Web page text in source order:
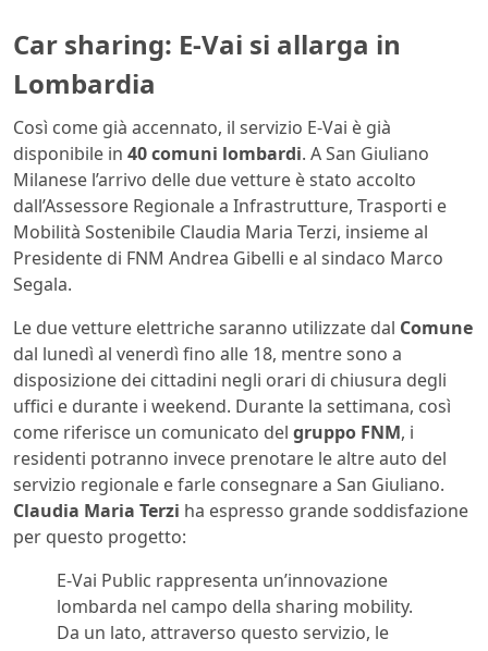
Car sharing: E-Vai si allarga in
Lombardia
Così come già accennato, il servizio E-Vai è già
disponibile in 40 comuni lombardi. A San Giuliano
Milanese l’arrivo delle due vetture è stato accolto
dall’Assessore Regionale a Infrastrutture, Trasporti e
Mobilità Sostenibile Claudia Maria Terzi, insieme al
Presidente di FNM Andrea Gibelli e al sindaco Marco
Segala.
Le due vetture elettriche saranno utilizzate dal Comune
dal lunedì al venerdì fino alle 18, mentre sono a
disposizione dei cittadini negli orari di chiusura degli
uffici e durante i weekend. Durante la settimana, così
come riferisce un comunicato del gruppo FNM, i
residenti potranno invece prenotare le altre auto del
servizio regionale e farle consegnare a San Giuliano.
Claudia Maria Terzi ha espresso grande soddisfazione
per questo progetto:
E-Vai Public rappresenta un’innovazione
lombarda nel campo della sharing mobility.
Da un lato, attraverso questo servizio, le